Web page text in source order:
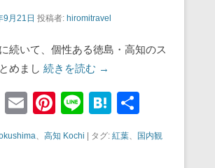
9月21日 投稿者: hiromitravel
続いて、個性ある徳島・高知のス
めまし 続きを読む →
T
E
ail
Pi
er
Li
e
H
at
e
有
、 高知 Kochi タグ: 紅葉、
国内観